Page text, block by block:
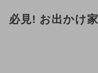
必見! お出かけ